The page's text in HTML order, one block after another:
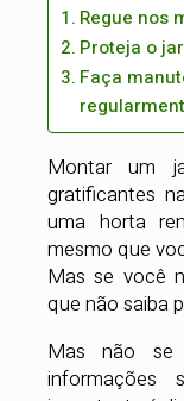
Regue nos
Proteja o
Faça
Montar um
gratificantes
uma horta
mesmo que
Mas se você
que não saiba
Mas não se
informações